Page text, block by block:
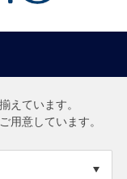
えています。
用意しています。